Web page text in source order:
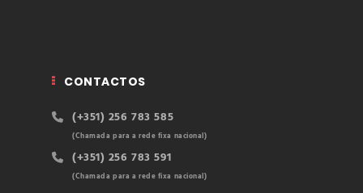
CONTACTOS
(+351) 256 783 585
(Chamada para a rede fixa nacional)
(+351) 256 783 591
(Chamada para a rede fixa nacional)